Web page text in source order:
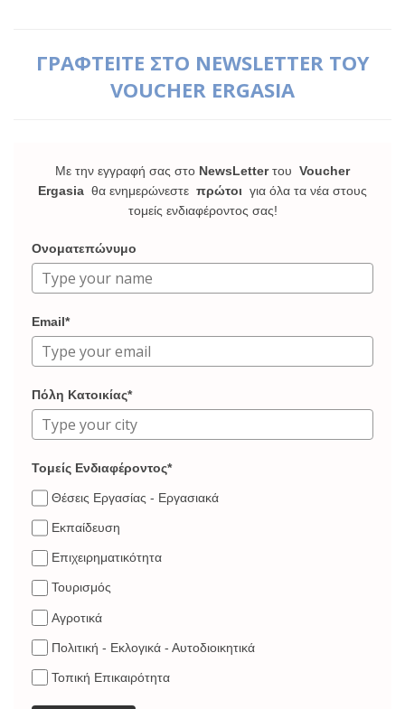
ΓΡΑΦΤΕΙΤΕ ΣΤΟ NEWSLETTER ΤΟΥ
VOUCHER ERGASIA
Με την εγγραφή σας στο NewsLetterτου Voucher
Ergasia θα ενημερώνεστε πρώτοι για όλα τα νέα στους
τομείς ενδιαφέροντος σας!
Ονοματεπώνυμο
Email*
Πόλη Κατοικίας*
Τομείς Ενδιαφέροντος*
Θέσεις Εργασίας - Εργασιακά
Εκπαίδευση
Επιχειρηματικότητα
Τουρισμός
Αγροτικά
Πολιτική - Εκλογικά - Αυτοδιοικητικά
Τοπική Επικαιρότητα